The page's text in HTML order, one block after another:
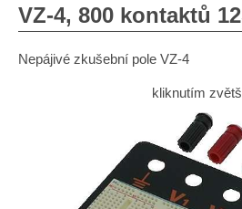
VZ-4, 800 kontaktů
Nepájivé zkušební pole VZ-4
kliknutím